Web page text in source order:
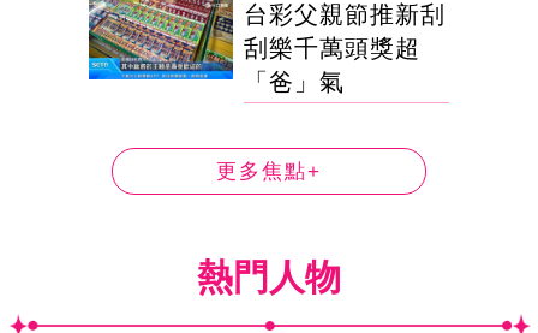
台彩父親節推新刮
刮樂千萬頭獎超
「爸」氣
更多焦點+
熱門人物